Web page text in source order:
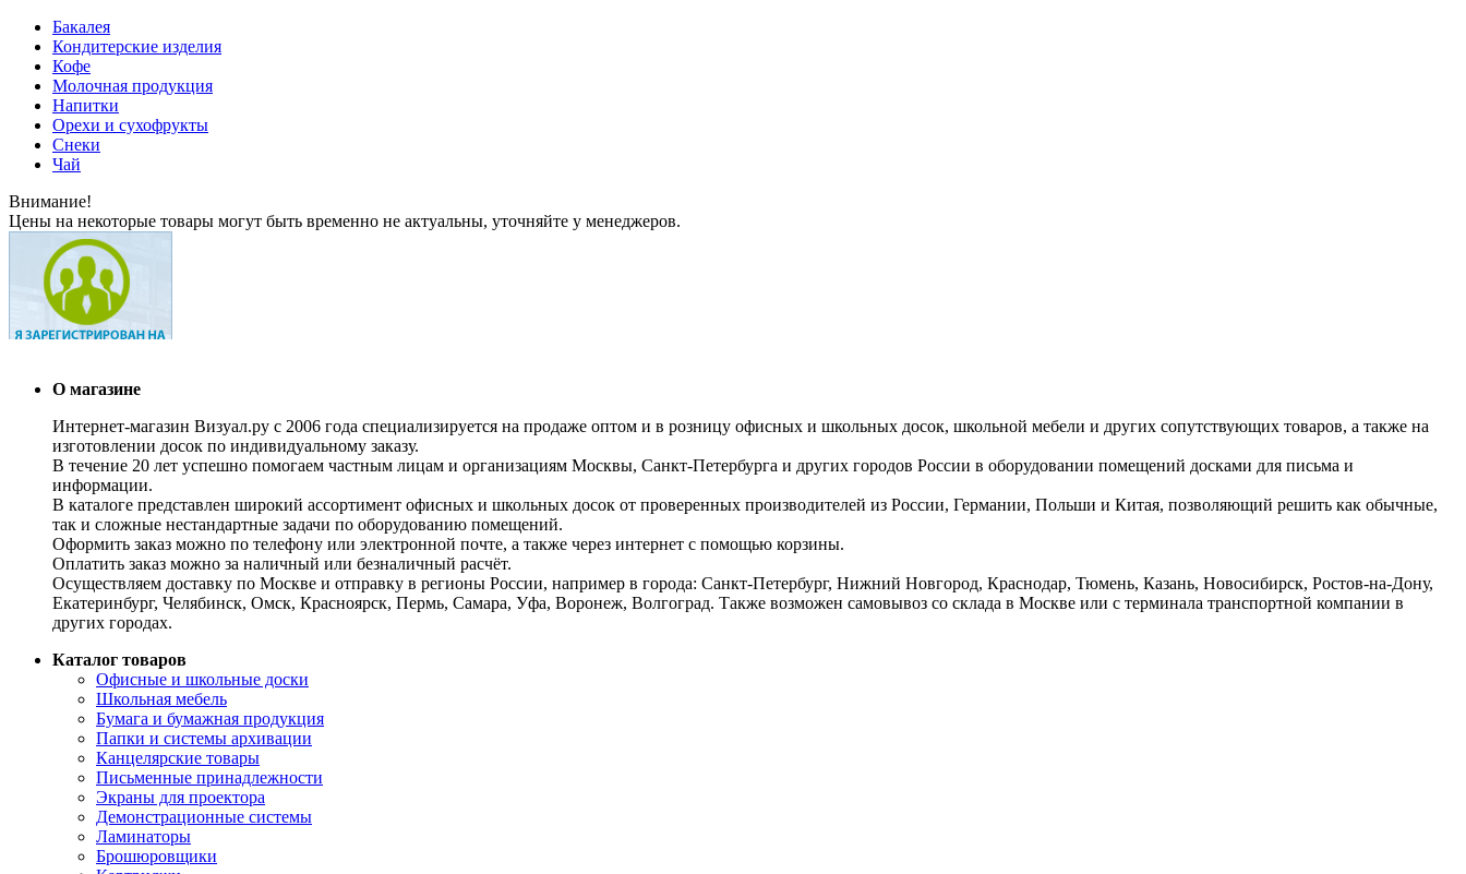
Бакалея
Кондитерские изделия
Кофе
Молочная продукция
Напитки
Орехи и сухофрукты
Снеки
Чай
Внимание!
Цены на некоторые товары могут быть временно не актуальны, уточняйте у менеджеров.
О магазине
Интернет-магазин Визуал.ру с 2006 года специализируется на продаже оптом и в розницу офисных и школьных досок, школьной мебели и других сопутствующих товаров, а также на
изготовлении досок по индивидуальному заказу.
В течение 20 лет успешно помогаем частным лицам и организациям Москвы, Санкт-Петербурга и других городов России в оборудовании помещений досками для письма и
информации.
В каталоге представлен широкий ассортимент офисных и школьных досок от проверенных производителей из России, Германии, Польши и Китая, позволяющий решить как обычные,
так и сложные нестандартные задачи по оборудованию помещений.
Оформить заказ можно по телефону или электронной почте, а также через интернет с помощью корзины.
Оплатить заказ можно за наличный или безналичный расчёт.
Осуществляем доставку по Москве и отправку в регионы России, например в города: Санкт-Петербург, Нижний Новгород, Краснодар, Тюмень, Казань, Новосибирск, Ростов-на-Дону,
Екатеринбург, Челябинск, Омск, Красноярск, Пермь, Самара, Уфа, Воронеж, Волгоград. Также возможен самовывоз со склада в Москве или с терминала транспортной компании в
других городах.
Каталог товаров
Офисные и школьные доски
Школьная мебель
Бумага и бумажная продукция
Папки и системы архивации
Канцелярские товары
Письменные принадлежности
Экраны для проектора
Демонстрационные системы
Ламинаторы
Брошюровщики